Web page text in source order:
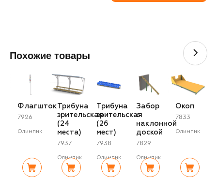
Похожие товары
Флагшток
7926
Олимпик
Трибуна
зрительская
(24
места)
7937
Олимпик
Трибуна
зрительская
(26
мест)
7938
Олимпик
Забор
с
наклонной
доской
7829
Олимпик
Окоп
7833
Олимпик